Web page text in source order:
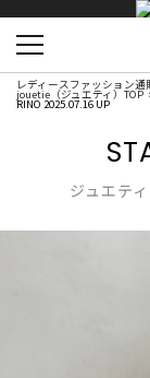
レディースファッション通
jouetie（ジュエティ）TOP
RINO 2025.07.16 UP
ジュエテ